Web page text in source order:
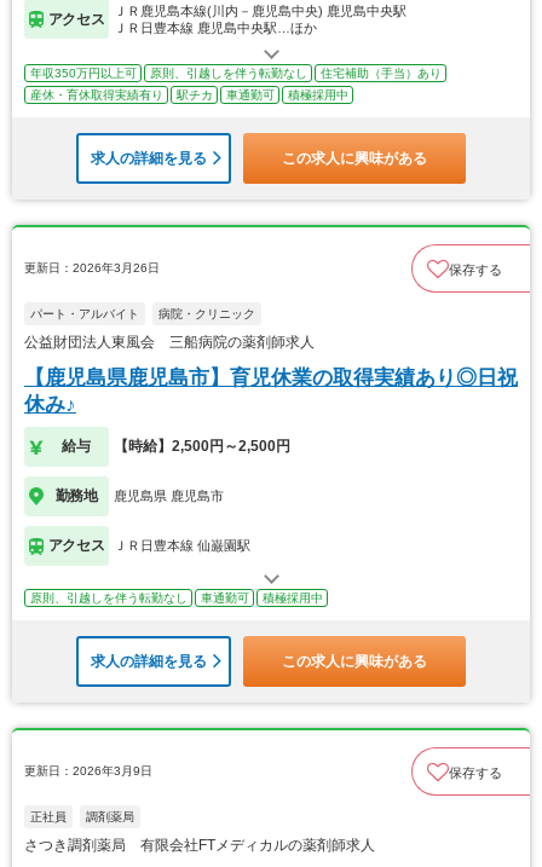
アクセス
ＪＲ鹿児島本線(川内－鹿児島中央) 鹿児島中央駅
ＪＲ日豊本線 鹿児島中央駅…ほか
年収350万円以上可 原則、引越しを伴う転勤なし
住宅補助（手当）あり
産休・育休取得実績有り
駅チカ 車通勤可 積極採用中
求人の詳細を見る この求人に興味がある
更新日：2026年3月26日 保存する
パート・アルバイト 病院・クリニック
公益財団法人東風会 三船病院の薬剤師求人
【鹿児島県鹿児島市】育児休業の取得実績あり◎日祝
休み♪
給与 【時給】2,500円～2,500円
勤務地 鹿児島県 鹿児島市
アクセス ＪＲ日豊本線 仙巌園駅
原則、引越しを伴う転勤なし 車通勤可 積極採用中
求人の詳細を見る この求人に興味がある
更新日：2026年3月9日 保存する
正社員 調剤薬局
さつき調剤薬局 有限会社FTメディカルの薬剤師求人